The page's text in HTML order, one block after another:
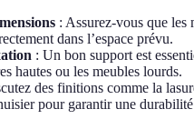
: Assurez-vous que les
dans l’espace prévu.
: Un bon support est
hautes ou les meubles lourds.
des finitions comme la
pour garantir une